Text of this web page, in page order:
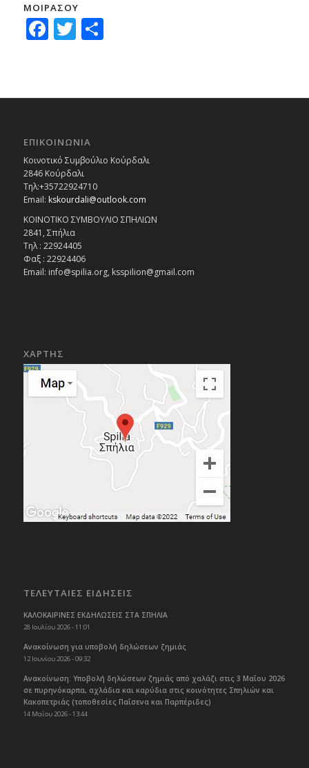
ΜΟΙΡΑΣΟΥ
Facebook
Twitter
Μοιραστείτε
ΕΠΙΚΟΙΝΩΝΙΑ
Κοινοτικό Συμβούλιο Κούρδαλι
2846 Κούρδαλι
Τηλ:+35722924710
Email: kskourdali@outlook.com
ΚΟΙΝΟΤΙΚΟ ΣΥΜΒΟΥΛΙΟ ΣΠΗΛΙΩΝ
2841, Σπήλια
Τηλ : 22924405
Φαξ : 22924406
Email: info@spilia.org, ksspilion@gmail.com
ΧΑΡΤΗΣ
ΤΕΛΕΥΤΑΙΕΣ ΕΙΔΗΣΕΙΣ
ΚΑΛΟΚΑΙΡΙΝΕΣ ΕΚΔΗΛΩΣΕΙΣ ΣΤΑ ΣΠΗΛΙΑ
28 Ιουλίου 2026 - 11:01
Ανακοίνωση για υποβολή δηλώσεων ζημιάς
12 Ιουνίου 2026 - 09:32
Ανακοίνωση: Υποβολή δηλώσεων ζημιάς από χαλάζι στις 3 Μαΐου 2026
σε πυρηνόκαρπα, αχλάδια και καρύδια στις κοινότητες Σπηλιών και
Κακοπετριάς (τοποθεσίες Παΐσενα και Παρπέριδες)
14 Μαΐου 2026 - 13:44